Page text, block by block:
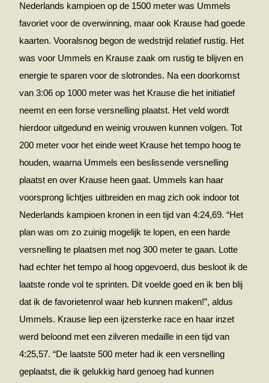
Nederlands kampioen op de 1500 meter was Ummels
favoriet voor de overwinning, maar ook Krause had goede
kaarten. Vooralsnog begon de wedstrijd relatief rustig. Het
was voor Ummels en Krause zaak om rustig te blijven en
energie te sparen voor de slotrondes. Na een doorkomst
van 3:06 op 1000 meter was het Krause die het initiatief
neemt en een forse versnelling plaatst. Het veld wordt
hierdoor uitgedund en weinig vrouwen kunnen volgen. Tot
200 meter voor het einde weet Krause het tempo hoog te
houden, waarna Ummels een beslissende versnelling
plaatst en over Krause heen gaat. Ummels kan haar
voorsprong lichtjes uitbreiden en mag zich ook indoor tot
Nederlands kampioen kronen in een tijd van 4:24,69. “Het
plan was om zo zuinig mogelijk te lopen, en een harde
versnelling te plaatsen met nog 300 meter te gaan. Lotte
had echter het tempo al hoog opgevoerd, dus besloot ik de
laatste ronde vol te sprinten. Dit voelde goed en ik ben blij
dat ik de favorietenrol waar heb kunnen maken!”, aldus
Ummels. Krause liep een ijzersterke race en haar inzet
werd beloond met een zilveren medaille in een tijd van
4:25,57. “De laatste 500 meter had ik een versnelling
geplaatst, die ik gelukkig hard genoeg had kunnen